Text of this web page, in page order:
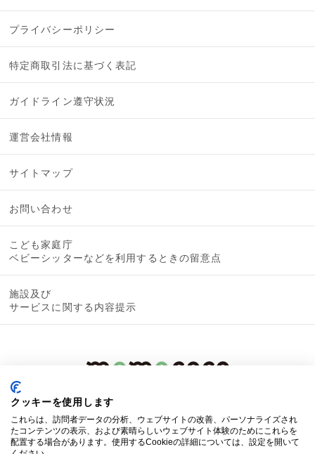
プライバシーポリシー
特定商取引法に基づく表記
ガイドライン遵守状況
運営会社情報
サイトマップ
お問い合わせ
こども家庭庁
ベビーシッターなどを利用するときの留意点
施設及び
サービスに関する内容提示
クッキーを使用します
これらは、訪問者データの分析、ウェブサイトの改善、パーソナライズされ
たコンテンツの表示、および素晴らしいウェブサイト体験のためにこれらを
配置する場合があります。使用するCookieの詳細については、設定を開いて